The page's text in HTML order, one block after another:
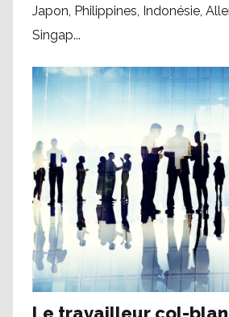
Japon, Philippines, Indonésie,
Singap...